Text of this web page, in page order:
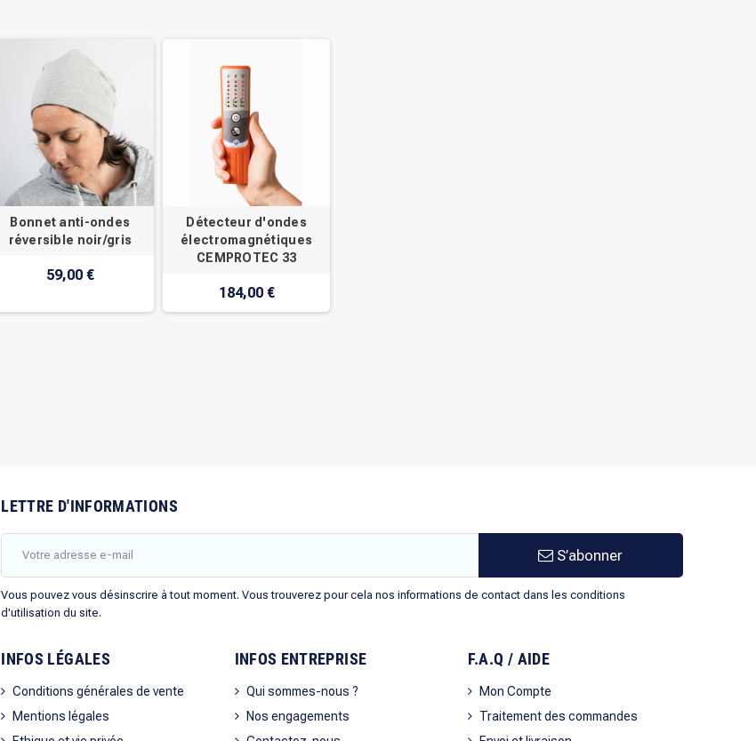
Bonnet anti-ondes
réversible noir/gris
59,00 €
Détecteur d'ondes
électromagnétiques
CEMPROTEC 33
184,00 €
LETTRE D'INFORMATIONS
S’abonner
Vous pouvez vous désinscrire à tout moment. Vous trouverez pour cela nos informations de contact dans les conditions
d'utilisation du site.
INFOS LÉGALES
Conditions générales de vente
Mentions légales
INFOS ENTREPRISE
Qui sommes-nous ?
Nos engagements
F.A.Q / AIDE
Mon Compte
Traitement des commandes